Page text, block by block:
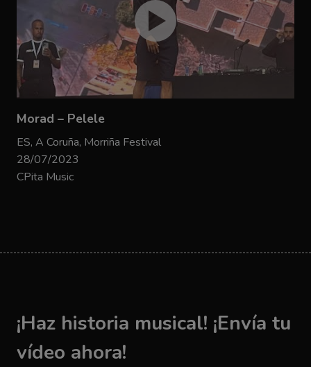
Morad – Pelele
ES, A Coruña, Morriña Festival
28/07/2023
CPita Music
¡Haz historia musical! ¡Envía tu
vídeo ahora!